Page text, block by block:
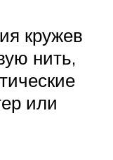
кружев
нить,
или